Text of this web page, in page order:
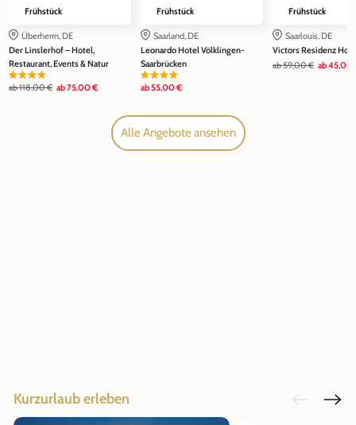
Frühstück
Überherrn, DE
Der Linslerhof – Hotel,
Restaurant, Events & Natur
ab118,00 € ab75,00 €
Frühstück
Saarland, DE
Leonardo Hotel Völklingen-
Saarbrücken
ab55,00 €
Frühstück
Saarlouis, DE
Victors Residenz
ab59,00 € ab45,00
Alle Angebote ansehen
Kurzurlaub erleben